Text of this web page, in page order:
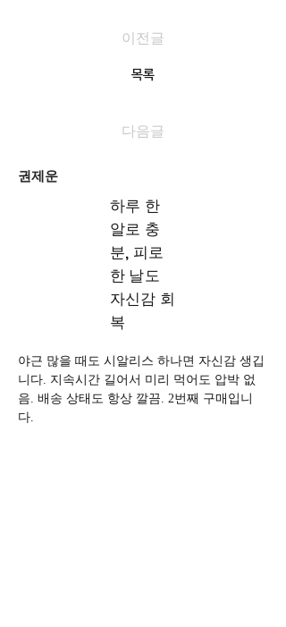
이전글
목록
다음글
권제운
하루 한
알로 충
분, 피로
한 날도
자신감 회
복
야근 많을 때도 시알리스 하나면 자신감 생깁
니다. 지속시간 길어서 미리 먹어도 압박 없
음. 배송 상태도 항상 깔끔. 2번째 구매입니
다.